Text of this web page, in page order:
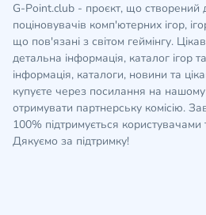
G-Point.club - проєкт, що створений
поціновувачів комп'ютерних ігор,
що пов'язані з світом геймінгу.
детальна інформація, каталог ігор
інформація, каталоги, новини та
купуєте через посилання на
отримувати партнерську комісію.
100% підтримується користувачами
Дякуємо за підтримку!